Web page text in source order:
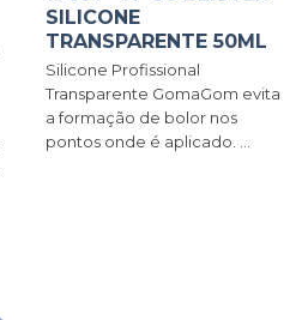
SILICONE
TRANSPARENTE 50ML
Silicone Profissional
Transparente GomaGom evita
a formação de bolor nos
pontos onde é aplicado. ...